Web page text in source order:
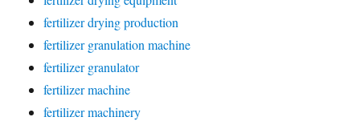
fertilizer drying production
fertilizer granulation machine
fertilizer granulator
fertilizer machine
fertilizer machinery